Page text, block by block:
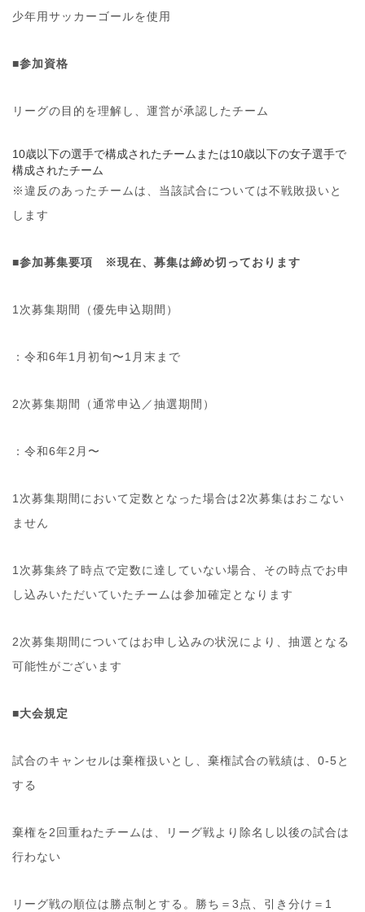
少年用サッカーゴールを使用
■参加資格
リーグの目的を理解し、運営が承認したチーム
10歳以下の選手で構成されたチームまたは10歳以下の女子選手で
構成されたチーム
※違反のあったチームは、当該試合については不戦敗扱いと
します
■参加募集要項 ※現在、募集は締め切っております
1次募集期間（優先申込期間）
：令和6年1月初旬〜1月末まで
2次募集期間（通常申込／抽選期間）
：令和6年2月〜
1次募集期間において定数となった場合は2次募集はおこない
ません
1次募集終了時点で定数に達していない場合、その時点でお申
し込みいただいていたチームは参加確定となります
2次募集期間についてはお申し込みの状況により、抽選となる
可能性がございます
■大会規定
試合のキャンセルは棄権扱いとし、棄権試合の戦績は、0-5と
する
棄権を2回重ねたチームは、リーグ戦より除名し以後の試合は
行わない
リーグ戦の順位は勝点制とする。勝ち＝3点、引き分け＝1